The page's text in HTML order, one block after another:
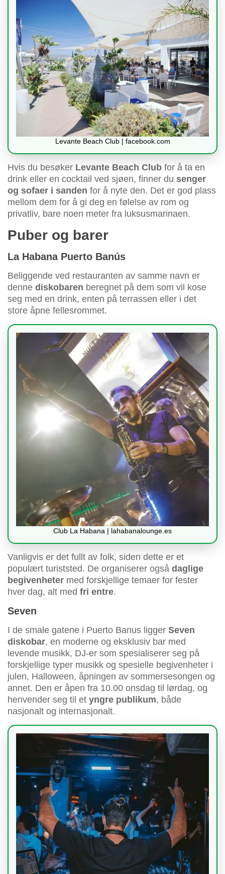
Levante Beach Club | facebook.com
Hvis du besøker Levante Beach Club for å ta en
drink eller en cocktail ved sjøen, finner du senger
og sofaer i sanden for å nyte den. Det er god plass
mellom dem for å gi deg en følelse av rom og
privatliv, bare noen meter fra luksusmarinaen.
Puber og barer
La Habana Puerto Banús
Beliggende ved restauranten av samme navn er
denne diskobaren beregnet på dem som vil kose
seg med en drink, enten på terrassen eller i det
store åpne fellesrommet.
Club La Habana | lahabanalounge.es
Vanligvis er det fullt av folk, siden dette er et
populært turiststed. De organiserer også daglige
begivenheter med forskjellige temaer for fester
hver dag, alt med fri entre.
Seven
I de smale gatene i Puerto Banus ligger Seven
diskobar, en moderne og eksklusiv bar med
levende musikk, DJ-er som spesialiserer seg på
forskjellige typer musikk og spesielle begivenheter i
julen, Halloween, åpningen av sommersesongen og
annet. Den er åpen fra 10.00 onsdag til lørdag, og
henvender seg til et yngre publikum, både
nasjonalt og internasjonalt.